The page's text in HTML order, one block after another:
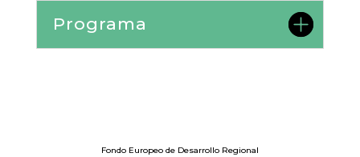
Programa
Fondo Europeo de Desarrollo Regional